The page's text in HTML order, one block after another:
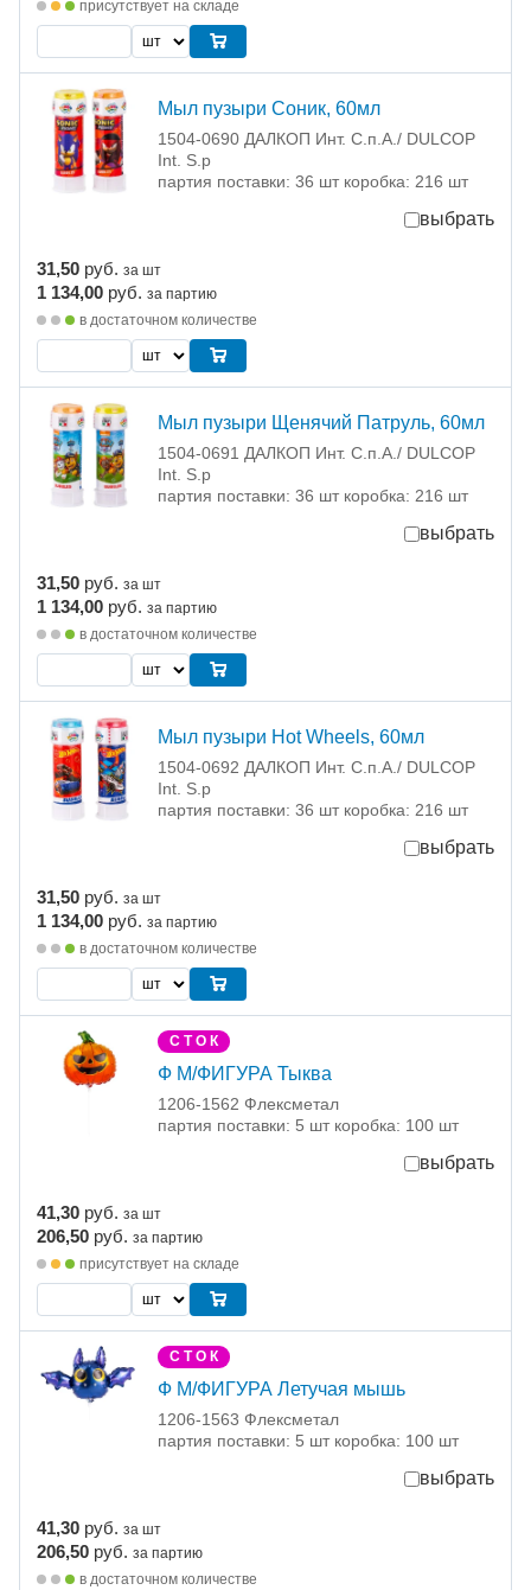
присутствует на складе
Мыл пузыри Соник, 60мл
1504-0690 ДАЛКОП Инт. C.п.A./ DULCOP
Int. S.p
партия поставки: 36 шт коробка: 216 шт
выбрать
31,50 руб. за шт
1 134,00 руб. за партию
в достаточном количестве
Мыл пузыри Щенячий Патруль, 60мл
1504-0691 ДАЛКОП Инт. C.п.A./ DULCOP
Int. S.p
партия поставки: 36 шт коробка: 216 шт
выбрать
31,50 руб. за шт
1 134,00 руб. за партию
в достаточном количестве
Мыл пузыри Hot Wheels, 60мл
1504-0692 ДАЛКОП Инт. C.п.A./ DULCOP
Int. S.p
партия поставки: 36 шт коробка: 216 шт
выбрать
31,50 руб. за шт
1 134,00 руб. за партию
в достаточном количестве
С Т О К
Ф М/ФИГУРА Тыква
1206-1562 Флексметал
партия поставки: 5 шт коробка: 100 шт
выбрать
41,30 руб. за шт
206,50 руб. за партию
присутствует на складе
С Т О К
Ф М/ФИГУРА Летучая мышь
1206-1563 Флексметал
партия поставки: 5 шт коробка: 100 шт
выбрать
41,30 руб. за шт
206,50 руб. за партию
в достаточном количестве